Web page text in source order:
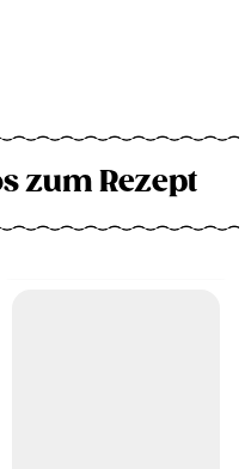
zum Rezept